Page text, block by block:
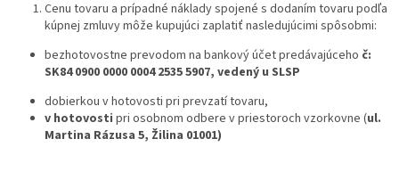
Cenu tovaru a prípadné náklady spojené s dodaním tovaru podľa
kúpnej zmluvy môže kupujúci zaplatiť nasledujúcimi spôsobmi:
bezhotovostne prevodom na bankový účet predávajúceho č:
SK84 0900 0000 0004 2535 5907, vedený u SLSP
dobierkou v hotovosti pri prevzatí tovaru,
v hotovosti pri osobnom odbere v priestoroch vzorkovne (ul.
Martina Rázusa 5, Žilina 01001)